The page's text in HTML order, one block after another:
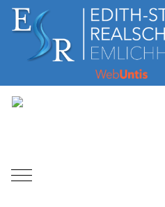
Mobile Menu Toggle